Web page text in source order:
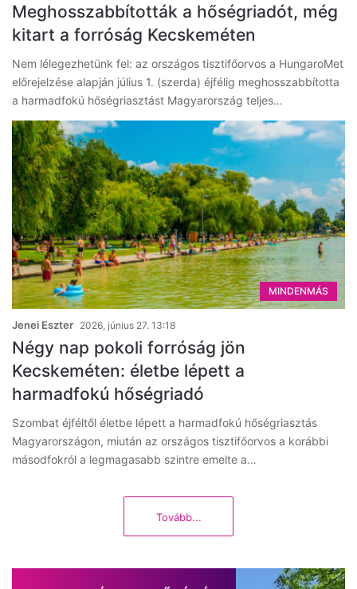
Meghosszabbították a hőségriadót, még
kitart a forróság Kecskeméten
Nem lélegezhetünk fel: az országos tisztifőorvos a HungaroMet
előrejelzése alapján július 1. (szerda) éjfélig meghosszabbította
a harmadfokú hőségriasztást Magyarország teljes…
MINDENMÁS
Jenei Eszter 2026, június 27. 13:18
Négy nap pokoli forróság jön
Kecskeméten: életbe lépett a
harmadfokú hőségriadó
Szombat éjféltől életbe lépett a harmadfokú hőségriasztás
Magyarországon, miután az országos tisztifőorvos a korábbi
másodfokról a legmagasabb szintre emelte a…
Tovább...